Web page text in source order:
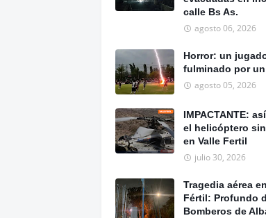
calle Bs As.
agosto 06, 2026
Horror: un
fulminado por
agosto 05, 2026
IMPACTANTE:
el helicóptero
en Valle Fertil
julio 30, 2026
Tragedia aérea
Fértil: Profundo
Bomberos de